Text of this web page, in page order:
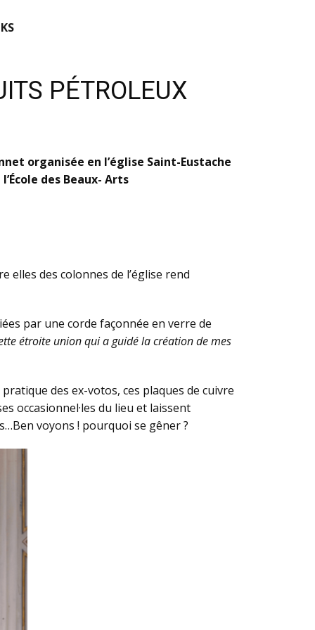
PÉTROLEUX
organisée en l’église Saint-Eustache
des Beaux- Arts
elles des colonnes de l’église rend
par une corde façonnée en verre de
étroite union qui a guidé la création de mes
des ex-votos, ces plaques de cuivre
occasionnel·les du lieu et laissent
voyons ! pourquoi se gêner ?